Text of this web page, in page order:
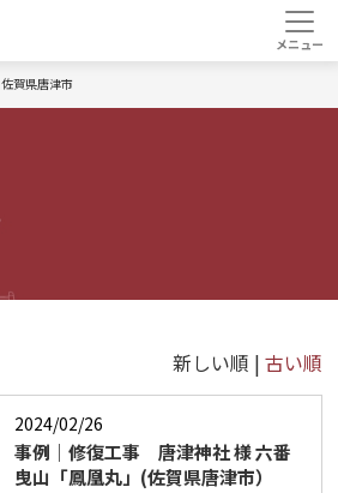
佐賀県唐津市
新しい順 | 古い順
2024/02/26
事例｜修復工事 唐津神社 様 六番
曳山「鳳凰丸」(佐賀県唐津市）